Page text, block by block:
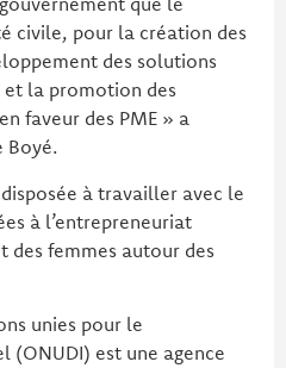
civile, pour la création des
des solutions
et la promotion des
faveur des PME » a
Boyé.
à travailler avec le
à l’entrepreneuriat
des femmes autour des
unies pour le
(ONUDI) est une agence